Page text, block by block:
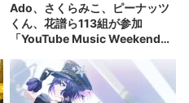
Ado、さくらみこ、ピーナッツ
くん、花譜ら113組が参加
「YouTube Music Weekend」